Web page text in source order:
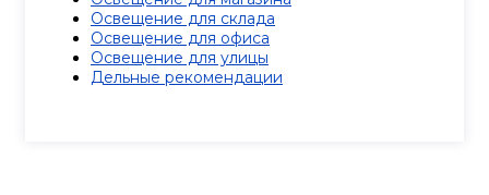
Освещение для склада
Освещение для офиса
Освещение для улицы
Дельные рекомендации